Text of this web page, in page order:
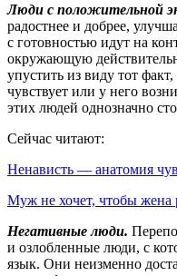
Люди с положительной
радостнее и добрее,
с готовностью идут на
окружающую
упустить из виду тот
чувствует или у него
этих людей однозначно
Сейчас читают:
Ненависть — анатомия
Муж не хочет, чтобы жена
Негативные люди.
и озлобленные люди, с
язык. Они неизменно